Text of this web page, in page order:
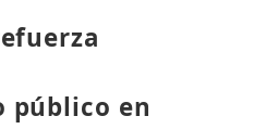
público en